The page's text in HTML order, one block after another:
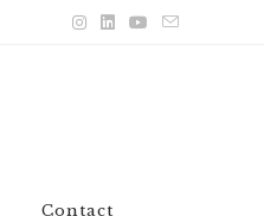
Contact